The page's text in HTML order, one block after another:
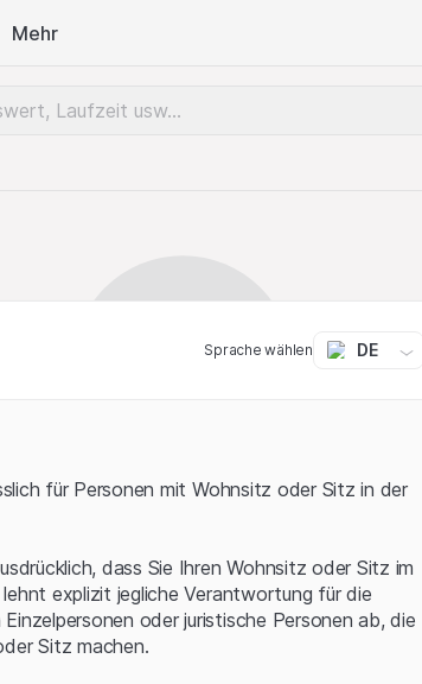
Mehr
Sprache wählen DE
für Personen mit Wohnsitz oder Sitz in der
dass Sie Ihren Wohnsitz oder Sitz im
explizit jegliche Verantwortung für die
oder juristische Personen ab, die
Sitz machen.